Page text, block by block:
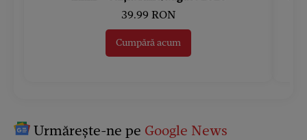
39.99 RON
Cumpără acum
Urmărește-ne pe Google News